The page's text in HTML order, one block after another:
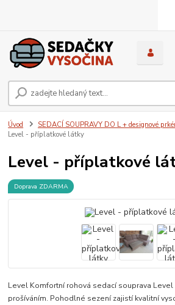
Úvod
SEDACÍ SOUPRAVY DO L + designové
Level - příplatkové látky
Level - příplatkové
Doprava ZDARMA
Level Komfortní rohová sedací souprava
prošíváním. Pohodlné sezení zajistí kvalitní